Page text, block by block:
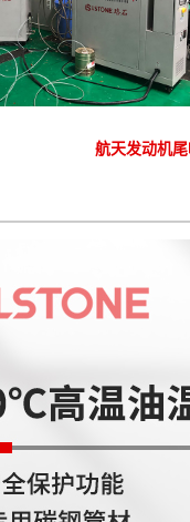
航天发动机